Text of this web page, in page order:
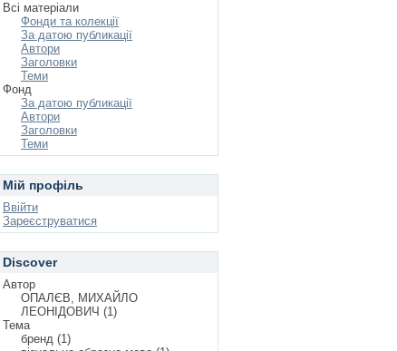
Всі матеріали
Фонди та колекції
За датою публикації
Автори
Заголовки
Теми
Фонд
За датою публикації
Автори
Заголовки
Теми
Мій профіль
Ввійти
Зареєструватися
Discover
Автор
ОПАЛЄВ, МИХАЙЛО
ЛЕОНІДОВИЧ (1)
Тема
бренд (1)